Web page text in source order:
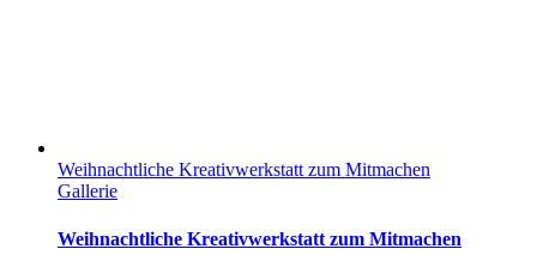
Weihnachtliche Kreativwerkstatt zum Mitmachen
Gallerie
Weihnachtliche Kreativwerkstatt zum Mitmachen